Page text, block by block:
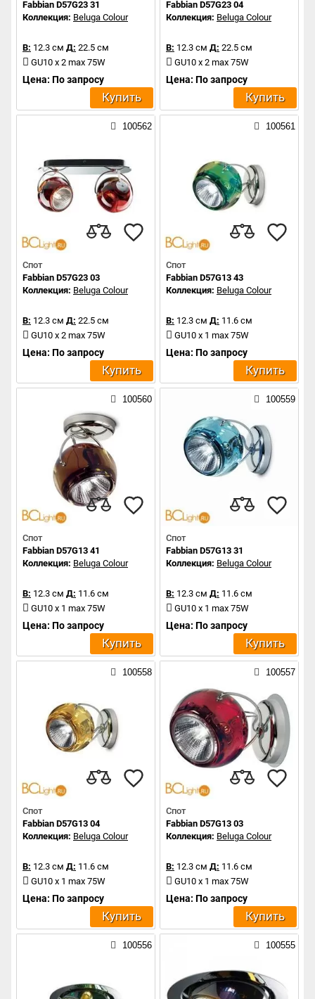
Fabbian D57G23 31
Коллекция: Beluga Colour
В: 12.3 см Д: 22.5 см
GU10 x 2 max 75W
Цена: По запросу
Купить
Fabbian D57G23 04
Коллекция: Beluga Colour
В: 12.3 см Д: 22.5 см
GU10 x 2 max 75W
Цена: По запросу
Купить
100562
Спот
Fabbian D57G23 03
Коллекция: Beluga Colour
В: 12.3 см Д: 22.5 см
GU10 x 2 max 75W
Цена: По запросу
Купить
100561
Спот
Fabbian D57G13 43
Коллекция: Beluga Colour
В: 12.3 см Д: 11.6 см
GU10 x 1 max 75W
Цена: По запросу
Купить
100560
Спот
Fabbian D57G13 41
Коллекция: Beluga Colour
В: 12.3 см Д: 11.6 см
GU10 x 1 max 75W
Цена: По запросу
Купить
100559
Спот
Fabbian D57G13 31
Коллекция: Beluga Colour
В: 12.3 см Д: 11.6 см
GU10 x 1 max 75W
Цена: По запросу
Купить
100558
Спот
Fabbian D57G13 04
Коллекция: Beluga Colour
В: 12.3 см Д: 11.6 см
GU10 x 1 max 75W
Цена: По запросу
Купить
100557
Спот
Fabbian D57G13 03
Коллекция: Beluga Colour
В: 12.3 см Д: 11.6 см
GU10 x 1 max 75W
Цена: По запросу
Купить
100556 100555